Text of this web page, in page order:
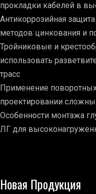
прокладки кабелей в
Антикоррозийная
методов цинкования и
Тройниковые и
использовать
трасс
Применение
проектировании
Особенности монтажа
ЛГ для
Новая Продукция